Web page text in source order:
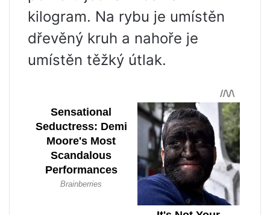
kilogram. Na rybu je umístěn
dřevěný kruh a nahoře je
umístěn těžký útlak.